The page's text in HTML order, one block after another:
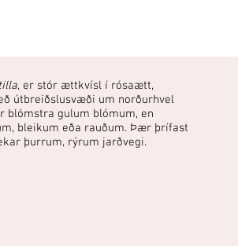
, er stór ættkvísl í rósaætt,
útbreiðslusvæði um norðurhvel
blómstra gulum blómum, en
bleikum eða rauðum. Þær þrífast
þurrum, rýrum jarðvegi.​